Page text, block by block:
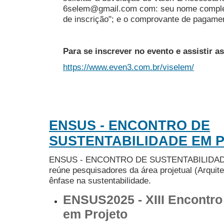
6selem@gmail.com com: seu nome
de inscrição"; e o comprovante de
Para se inscrever no evento e assistir
https://www.even3.com.br/viselem/
ENSUS - ENCONTRO DE
SUSTENTABILIDADE EM
ENSUS - ENCONTRO DE
reúne pesquisadores da área projetual
ênfase na sustentabilidade.
ENSUS2025 - XIII
em Projeto